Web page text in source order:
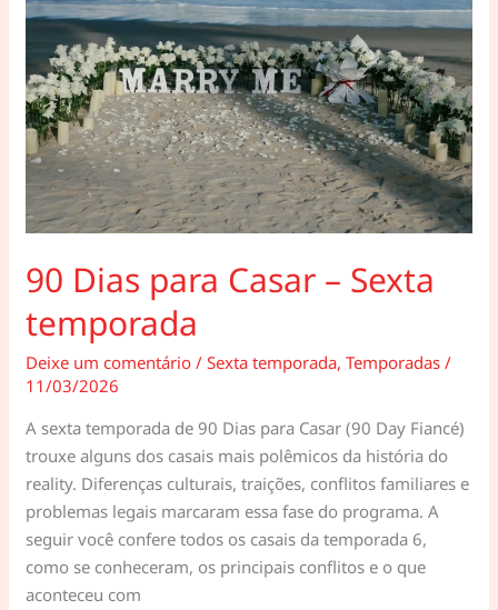
90 Dias para Casar – Sexta
temporada
Deixe um comentário /Sexta temporada,Temporadas /
11/03/2026
A sexta temporada de 90 Dias para Casar (90 Day Fiancé)
trouxe alguns dos casais mais polêmicos da história do
reality. Diferenças culturais, traições, conflitos familiares e
problemas legais marcaram essa fase do programa. A
seguir você confere todos os casais da temporada 6,
como se conheceram, os principais conflitos e o que
aconteceu com